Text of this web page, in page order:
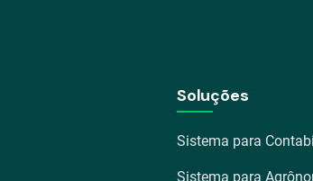
Soluções
Sistema para
Sistema para